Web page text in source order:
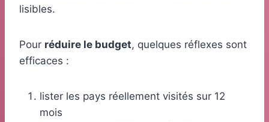
lisibles.
Pour réduire le budget, quelques réflexes sont
efficaces :
lister les pays réellement visités sur 12
mois